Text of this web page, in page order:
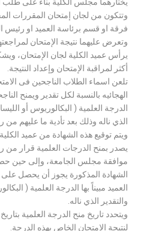
وتتكون من لجان إمتحان المقررات
فرقة او قسم برئاسة العميد او
وتعرض عليهما نتيجة الإمتحان
يرأس عميد الكلية لجان الإمتحان،
أكثر لمراقبة الإمتحان وإعداد النتيجة.
تلعن اسماء الطلاب الناجحين فى
الهجائيه بالنسبة لكل تقدير ويمنح
الدرجة العلمية ( البكالوريوس أو
الذي ناله وذلك بعد تأدية ما عليهم
ويتم توقيع هذه الشهادة من عميد
يصدر بمنح الدرجات العلمية قرار من
موافقة مجلس الجامعة، وإلى حين
الشهادة المذكورة يجوز أن يحصل على
العميد مبيناً بها الدرجة العلمية (
والتقدير الذي ناله.
ويتحدد تاريخ منح الدرجة العلمية
لنتيجة الإمتحان الخاص بهذه الدرجة.